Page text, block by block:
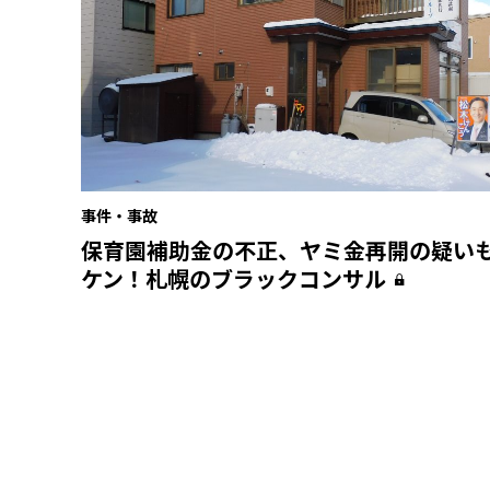
事件・事故
保育園補助金の不正、ヤミ金再開の疑
ケン！札幌のブラックコンサル